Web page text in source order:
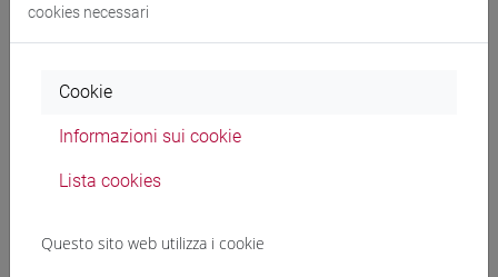
Elenco progetti conclusi - finanziamenti
430 K
cookies necessari
Cookie
Informazioni sui cookie
Lista cookies
Questo sito web utilizza i cookie